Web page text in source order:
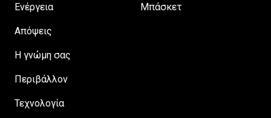
Ενέργεια
Απόψεις
H γνώμη σας
Περιβάλλον
Τεχνολογία
Μπάσκετ